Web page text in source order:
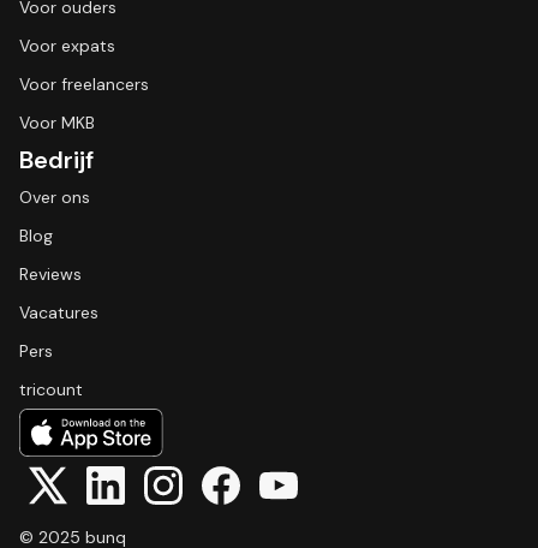
Voor ouders
Voor expats
Voor freelancers
Voor MKB
Bedrijf
Over ons
Blog
Reviews
Vacatures
Pers
tricount
© 2025 bunq